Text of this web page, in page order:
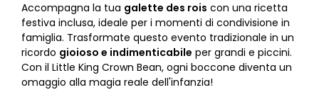
Accompagna la tua galette des rois con una ricetta
festiva inclusa, ideale per i momenti di condivisione in
famiglia. Trasformate questo evento tradizionale in un
ricordo gioioso e indimenticabile per grandi e piccini.
Con il Little King Crown Bean, ogni boccone diventa un
omaggio alla magia reale dell'infanzia!